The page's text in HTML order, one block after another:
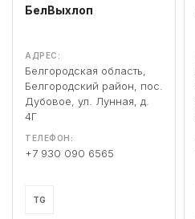
БелВыхлоп
АДРЕС:
Белгородская область,
Белгородский район, пос.
Дубовое, ул. Лунная, д.
4Г
ТЕЛЕФОН:
+7 930 090 6565
TG